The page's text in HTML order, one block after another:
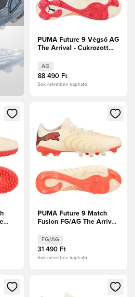
PUMA Future 9 Végső AG
The Arrival - Cukrozott
Fehér/Ultra Red/PUMA
Fekete
AG
88 490 Ft
Sok méretben kapható
bejelentkezéshez vagy a tagként
Megnyit egy modált a
PUMA Future 9 Match
Fusion FG/AG The Arrival
mandula/PUMA
Fehér/Ultra Red/PUMA
Fekete
FG/AG
31 490 Ft
Sok méretben kapható
bejelentkezéshez vagy a tagként
Megnyit egy modált a